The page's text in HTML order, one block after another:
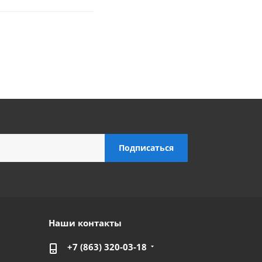
Наши контакты
+7 (863) 320-03-18